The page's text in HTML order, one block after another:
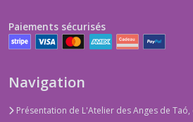
Paiements sécurisés
Navigation
Présentation de L'Atelier des Anges de Taó,